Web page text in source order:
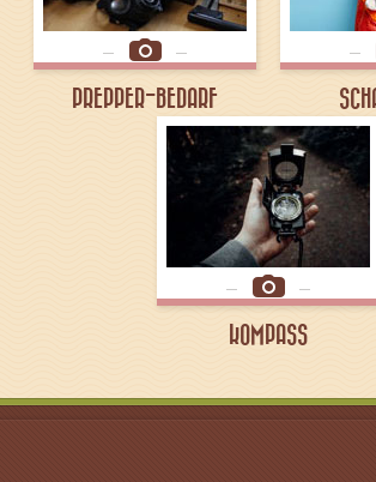
PREPPER-BEDARF
KOMPASS